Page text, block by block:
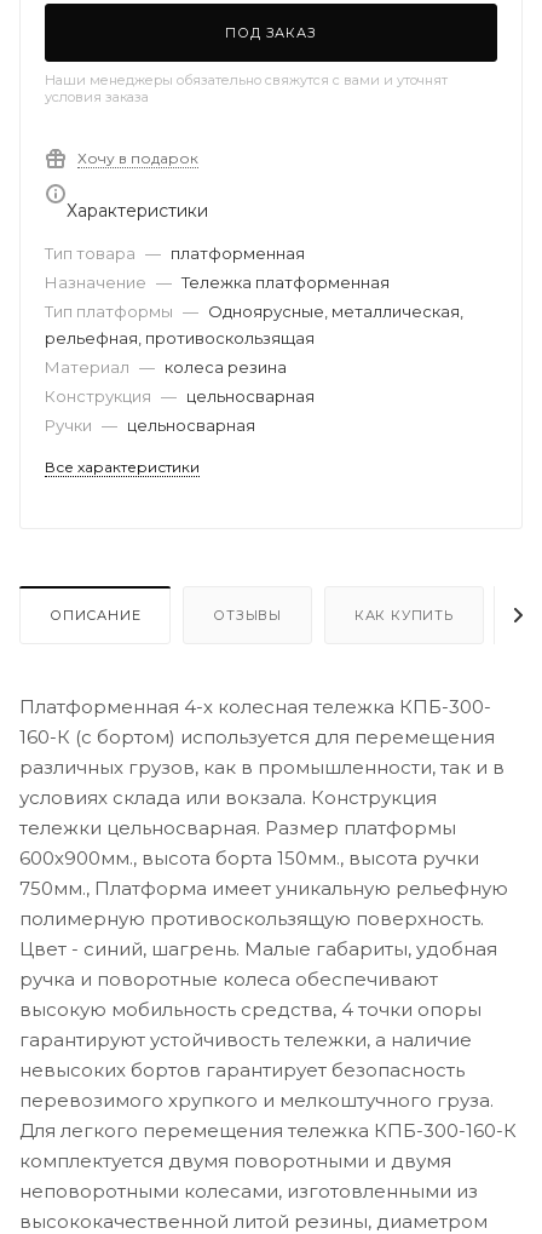
ПОД ЗАКАЗ
Наши менеджеры обязательно свяжутся с вами и уточнят
условия заказа
Хочу в подарок
Характеристики
Тип товара — платформенная
Назначение — Тележка платформенная
Тип платформы — Одноярусные, металлическая,
рельефная, противоскользящая
Материал — колеса резина
Конструкция — цельносварная
Ручки — цельносварная
Все характеристики
ОПИСАНИЕ ОТЗЫВЫ КАК КУПИТЬ
Платформенная 4-х колесная тележка КПБ-300-
160-К (с бортом) используется для перемещения
различных грузов, как в промышленности, так и в
условиях склада или вокзала. Конструкция
тележки цельносварная. Размер платформы
600х900мм., высота борта 150мм., высота ручки
750мм., Платформа имеет уникальную рельефную
полимерную противоскользящую поверхность.
Цвет - синий, шагрень. Малые габариты, удобная
ручка и поворотные колеса обеспечивают
высокую мобильность средства, 4 точки опоры
гарантируют устойчивость тележки, а наличие
невысоких бортов гарантирует безопасность
перевозимого хрупкого и мелкоштучного груза.
Для легкого перемещения тележка КПБ-300-160-К
комплектуется двумя поворотными и двумя
неповоротными колесами, изготовленными из
высококачественной литой резины, диаметром